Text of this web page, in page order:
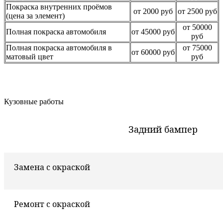
Покраска внутренних проёмов
(цена за элемент)
от 2000 руб от 2500 руб
Полная покраска автомобиля от 45000 руб
от 50000
руб
Полная покраска автомобиля в
матовый цвет
от 60000 руб
от 75000
руб
Кузовные работы
Задний бампер
Замена с окраской
Ремонт с окраской